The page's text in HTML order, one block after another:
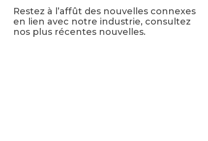
Restez à l’affût des nouvelles connexes
en lien avec notre industrie, consultez
nos plus récentes nouvelles.